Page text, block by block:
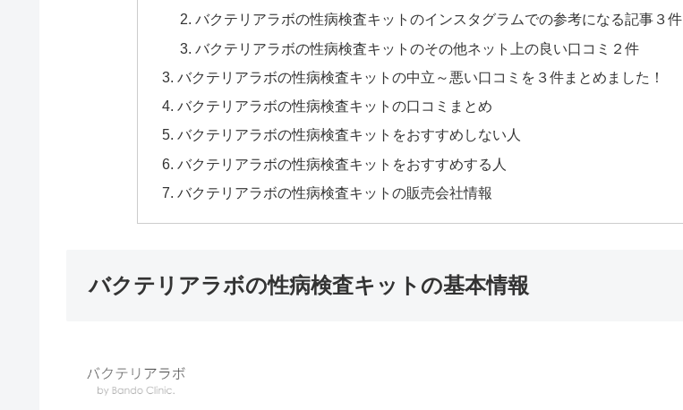
バクテリアラボの性病検査キットのインスタグラムでの参考になる記事３件
バクテリアラボの性病検査キットのその他ネット上の良い口コミ２件
バクテリアラボの性病検査キットの中立～悪い口コミを３件まとめました！
バクテリアラボの性病検査キットの口コミまとめ
バクテリアラボの性病検査キットをおすすめしない人
バクテリアラボの性病検査キットをおすすめする人
バクテリアラボの性病検査キットの販売会社情報
バクテリアラボの性病検査キットの基本情報